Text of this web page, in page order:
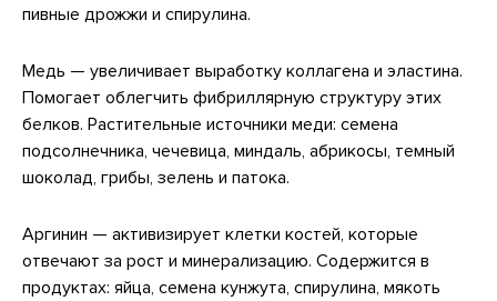
пивные дрожжи и спирулина.
Медь — увеличивает выработку коллагена и эластина.
Помогает облегчить фибриллярную структуру этих
белков. Растительные источники меди: семена
подсолнечника, чечевица, миндаль, абрикосы, темный
шоколад, грибы, зелень и патока.
Аргинин — активизирует клетки костей, которые
отвечают за рост и минерализацию. Содержится в
продуктах: яйца, семена кунжута, спирулина, мякоть